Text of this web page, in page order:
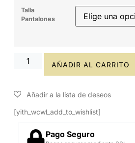
Talla
Pantalones
AÑADIR AL CARRITO
[yith_wcwl_add_to_wishlist]
Pago Seguro